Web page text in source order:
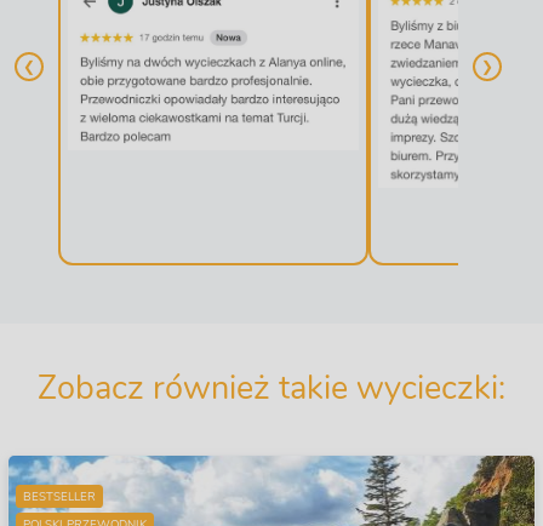
❮ ❯
Zobacz również takie wycieczki:
BESTSELLER